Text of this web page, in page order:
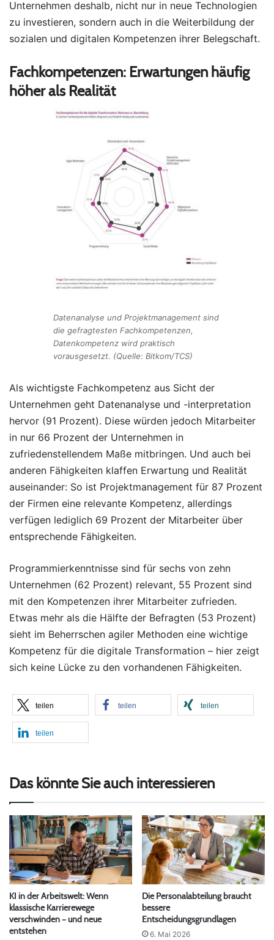
Unternehmen deshalb, nicht nur in neue Technologien
zu investieren, sondern auch in die Weiterbildung der
sozialen und digitalen Kompetenzen ihrer Belegschaft.
Fachkompetenzen: Erwartungen häufig
höher als Realität
Datenanalyse und Projektmanagement sind
die gefragtesten Fachkompetenzen,
Datenkompetenz wird praktisch
vorausgesetzt. (Quelle: Bitkom/TCS)
Als wichtigste Fachkompetenz aus Sicht der
Unternehmen geht Datenanalyse und -interpretation
hervor (91 Prozent). Diese würden jedoch Mitarbeiter
in nur 66 Prozent der Unternehmen in
zufriedenstellendem Maße mitbringen. Und auch bei
anderen Fähigkeiten klaffen Erwartung und Realität
auseinander: So ist Projektmanagement für 87 Prozent
der Firmen eine relevante Kompetenz, allerdings
verfügen lediglich 69 Prozent der Mitarbeiter über
entsprechende Fähigkeiten.
Programmierkenntnisse sind für sechs von zehn
Unternehmen (62 Prozent) relevant, 55 Prozent sind
mit den Kompetenzen ihrer Mitarbeiter zufrieden.
Etwas mehr als die Hälfte der Befragten (53 Prozent)
sieht im Beherrschen agiler Methoden eine wichtige
Kompetenz für die digitale Transformation – hier zeigt
sich keine Lücke zu den vorhandenen Fähigkeiten.
teilen teilen teilen
teilen
Das könnte Sie auch interessieren
KI in der Arbeitswelt: Wenn
klassische Karrierewege
verschwinden – und neue
entstehen
Die Personalabteilung braucht
bessere
Entscheidungsgrundlagen
6. Mai 2026